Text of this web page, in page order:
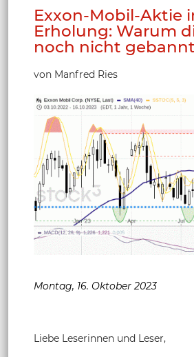
Exxon-Mobil-Aktie
Erholung: Warum
noch nicht
von Manfred Ries
Montag, 16. Oktober 2023
Liebe Leserinnen und Leser,